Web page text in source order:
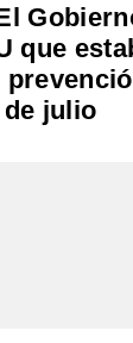
que
julio